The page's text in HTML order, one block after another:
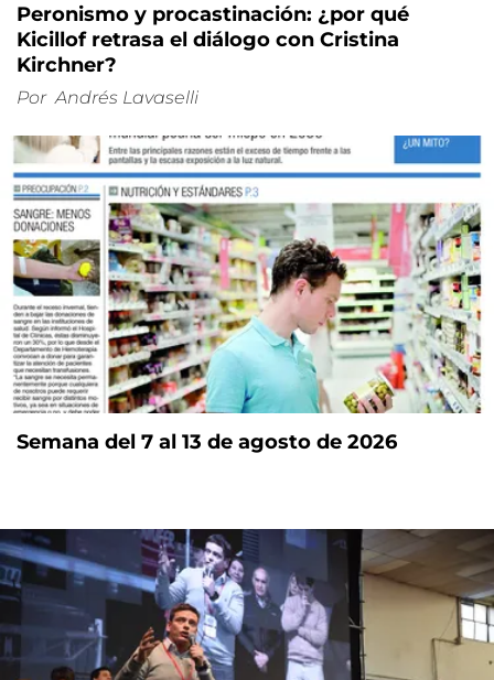
Peronismo y procastinación: ¿por qué
Kicillof retrasa el diálogo con Cristina
Kirchner?
Por Andrés Lavaselli
Semana del 7 al 13 de agosto de 2026